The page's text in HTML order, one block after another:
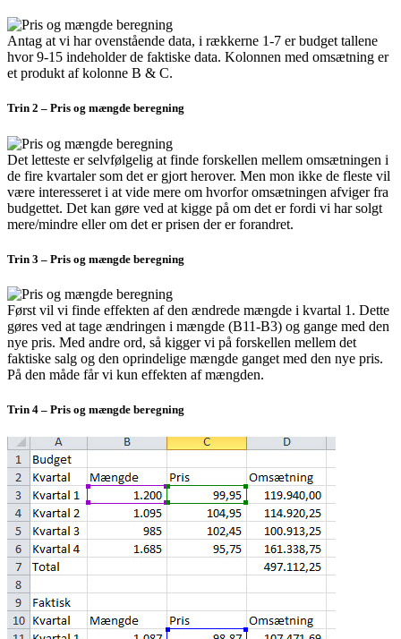
Antag at vi har ovenstående data, i rækkerne 1-7 er budget tallene
hvor 9-15 indeholder de faktiske data. Kolonnen med omsætning er
et produkt af kolonne B & C.
Trin 2 – Pris og mængde beregning
Det letteste er selvfølgelig at finde forskellen mellem omsætningen i
de fire kvartaler som det er gjort herover. Men mon ikke de fleste vil
være interesseret i at vide mere om hvorfor omsætningen afviger fra
budgettet. Det kan gøre ved at kigge på om det er fordi vi har solgt
mere/mindre eller om det er prisen der er forandret.
Trin 3 – Pris og mængde beregning
Først vil vi finde effekten af den ændrede mængde i kvartal 1. Dette
gøres ved at tage ændringen i mængde (B11-B3) og gange med den
nye pris. Med andre ord, så kigger vi på forskellen mellem det
faktiske salg og den oprindelige mængde ganget med den nye pris.
På den måde får vi kun effekten af mængden.
Trin 4 – Pris og mængde beregning